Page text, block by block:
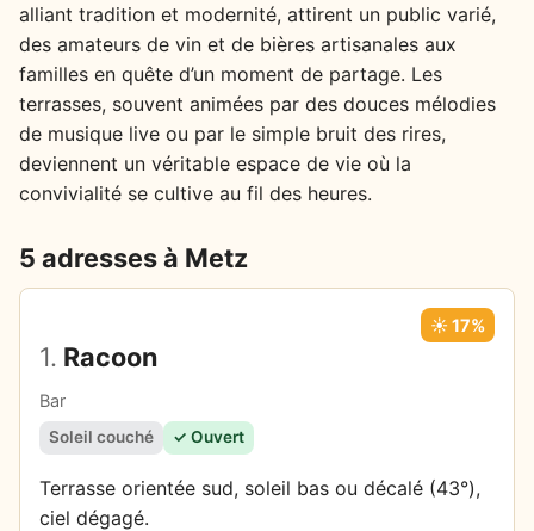
alliant tradition et modernité, attirent un public varié,
des amateurs de vin et de bières artisanales aux
familles en quête d’un moment de partage. Les
terrasses, souvent animées par des douces mélodies
de musique live ou par le simple bruit des rires,
deviennent un véritable espace de vie où la
convivialité se cultive au fil des heures.
5 adresses à Metz
1. Racoon
Bar
☀️ 17%
Soleil couché ✓ Ouvert
Terrasse orientée sud, soleil bas ou décalé (43°),
ciel dégagé.